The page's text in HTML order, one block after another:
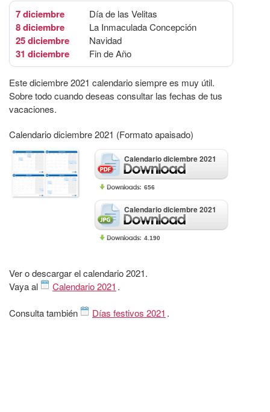
7 diciembre Día de las Velitas
8 diciembre La Inmaculada Concepción
25 diciembre Navidad
31 diciembre Fin de Año
Este diciembre 2021 calendario siempre es muy útil.
Sobre todo cuando deseas consultar las fechas de tus
vacaciones.
Calendario diciembre 2021 (Formato apaisado)
Calendario diciembre 2021
656
Calendario diciembre 2021
4.190
Ver o descargar el calendario 2021.
Vaya al
Calendario 2021 .
Consulta también Días festivos 2021 .